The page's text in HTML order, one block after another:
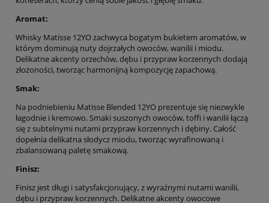
Aromat:
Whisky Matisse 12YO zachwyca bogatym bukietem aromatów, w
którym dominują nuty dojrzałych owoców, wanilii i miodu.
Delikatne akcenty orzechów, dębu i przypraw korzennych dodają
złożoności, tworząc harmonijną kompozycję zapachową.
Smak:
Na podniebieniu Matisse Blended 12YO prezentuje się niezwykle
łagodnie i kremowo. Smaki suszonych owoców, toffi i wanilii łączą
się z subtelnymi nutami przypraw korzennych i dębiny. Całość
dopełnia delikatna słodycz miodu, tworząc wyrafinowaną i
zbalansowaną paletę smakową.
Finisz:
Finisz jest długi i satysfakcjonujący, z wyraźnymi nutami wanilii,
dębu i przypraw korzennych. Delikatne akcenty owocowe